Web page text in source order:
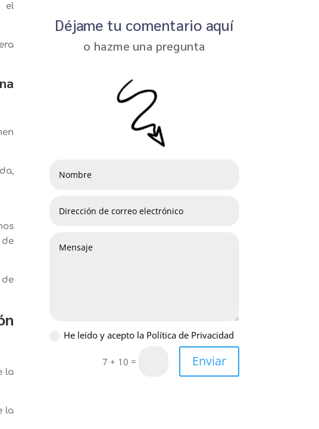
el
de
de
la
la
Déjame tu comentario aquí
o hazme una pregunta
He leído y acepto la Política de Privacidad
7 + 10 = Enviar